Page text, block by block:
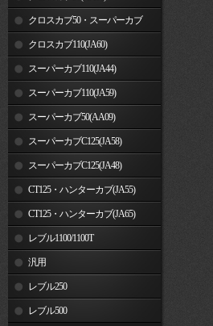
クロスカブ50・スーパーカブ
50(AA09)/110(JA44)
クロスカブ110(JA60)
スーパーカブ110(JA44)
スーパーカブ110(JA59)
スーパーカブ50(AA09)
スーパーカブC125(JA58)
スーパーカブC125(JA48)
CT125・ハンターカブ(JA55)
CT125・ハンターカブ(JA65)
レブル1100/1100T
汎用
レブル250
レブル500